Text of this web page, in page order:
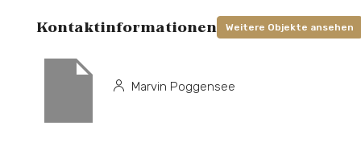
Kontaktinformationen Weitere Objekte ansehen
Marvin Poggensee